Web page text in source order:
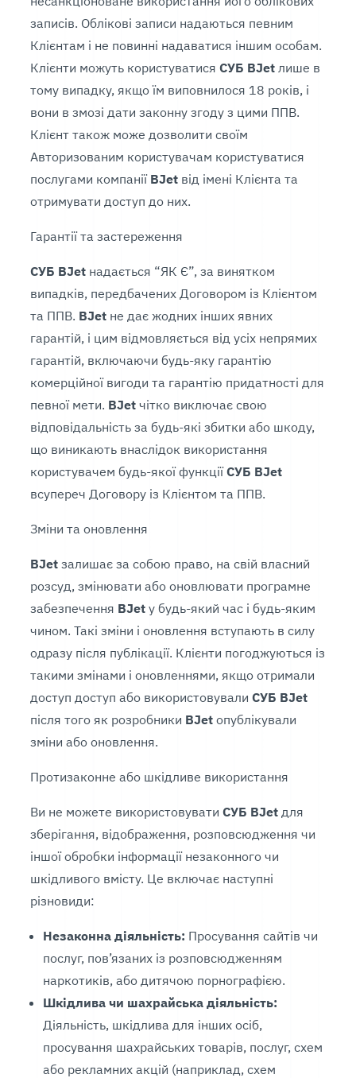
записів. Облікові записи надаються певним
Клієнтам і не повинні надаватися іншим особам.
Клієнти можуть користуватисяСУБ BJet лише в
тому випадку, якщо їм виповнилося 18 років, і
вони в змозі дати законну згоду з цими ППВ.
Клієнт також може дозволити своїм
Авторизованим користувачам користуватися
послугами компанії BJet від імені Клієнта та
отримувати доступ до них.
Гарантії та застереження
СУБ BJet надається “ЯК Є”, за винятком
випадків, передбачених Договором із Клієнтом
та ППВ. BJet не дає жодних інших явних
гарантій, і цим відмовляється від усіх непрямих
гарантій, включаючи будь-яку гарантію
комерційної вигоди та гарантію придатності для
певної мети. BJet чітко виключає свою
відповідальність за будь-які збитки або шкоду,
що виникають внаслідок використання
користувачем будь-якої функціїСУБ BJet
всупереч Договору із Клієнтом та ППВ.
Зміни та оновлення
BJet залишає за собою право, на свій власний
розсуд, змінювати або оновлювати програмне
забезпечення BJet у будь-який час і будь-яким
чином. Такі зміни і оновлення вступають в силу
одразу після публікації. Клієнти погоджуються із
такими змінами і оновленнями, якщо отримали
доступ доступ або використовувалиСУБ BJet
після того як розробники BJet опублікували
зміни або оновлення.
Протизаконне або шкідливе використання
Ви не можете використовуватиСУБ BJet для
зберігання, відображення, розповсюдження чи
іншої обробки інформації незаконного чи
шкідливого вмісту. Це включає наступні
різновиди:
Незаконна діяльність: Просування сайтів чи
послуг, пов’язаних із розповсюдженням
наркотиків, або дитячою порнографією.
Шкідлива чи шахрайська діяльність:
Діяльність, шкідлива для інших осіб,
просування шахрайських товарів, послуг, схем
або рекламних акцій (наприклад, схем